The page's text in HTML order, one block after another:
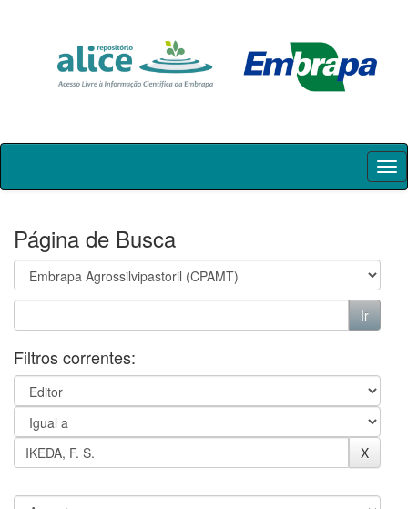
Skip
Página de Busca
Filtros correntes: